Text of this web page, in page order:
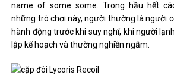
name of some some. Trong hầu hết
những trò chơi này, người thường là người
hành động trước khi suy nghĩ, khi người
lập kế hoạch và thường nghiền ngẫm.